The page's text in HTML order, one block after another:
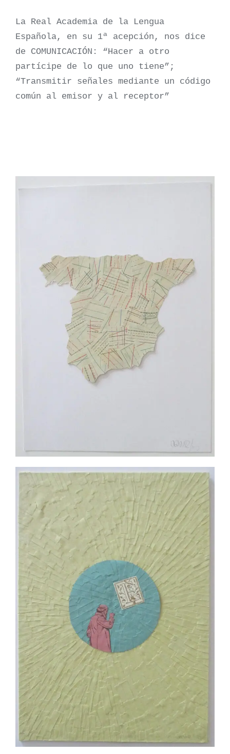
La Real Academia de la Lengua
Española, en su 1ª acepción, nos dice
de COMUNICACIÓN: “Hacer a otro
partícipe de lo que uno tiene”;
“Transmitir señales mediante un código
común al emisor y al receptor”